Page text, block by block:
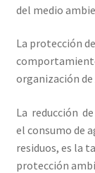
Política de
Política
Protocolo de
del medio
La protección
organización de
La reducción
el consumo de
residuos, es la
protección